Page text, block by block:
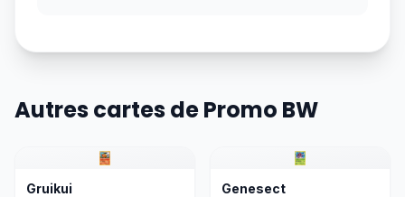
Autres cartes de Promo BW
Gruikui Genesect